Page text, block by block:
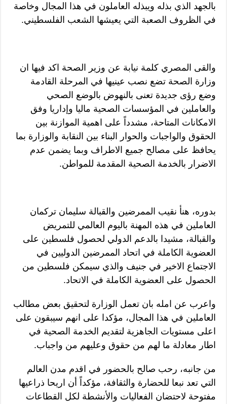
بالجهد الذي بذله ويبذله العاملون في هذا المجال وخاصة
في الظروف الصعبة التي يعيشها الشعب الفلسطيني.
والقى المصري كلمة نيابة عن وزير الصحة اكد فيها ان
وزارة الصحة تضع نصب عينيها في المرحلة القادمة
وضع رؤى جديدة تعنى بالنهوض بالوضع الصحي
والعاملين في المؤسسات الصحية ماليا وإداريا وفق
الامكانات المتاحة، مشدداً على اهمية الموازنة بين
الحقوق والواجبات والحوار البناء بين النقابة والوزارة بما
يحافظ على مصالح جميع الاطراف وبما يضمن عدم
الاضرار بالخدمة الصحية المقدمة للمواطن.
بدوره، هنأ نقيب الممرضين والقبالة سليمان تركمان
العاملين في هذه المهنة باليوم العالمي للتمريض
والقبالة، مشيدا بالدعم الدولي لحصول فلسطين على
العضوية الكاملة في اتحاد الممرضين الدوليين في
الاجتماع الاخير في جنيف والذي سيمكن فلسطين من
الحصول على العضوية الكاملة في الاتحاد.
واعرب عن امله بان تعمل الوزارة لتحقيق بعض مطالب
العاملين في هذا المجال، مؤكدا على انهم سيبقون على
اعلى مستويات الجاهزية لتقديم الخدمة الصحية في
اطار معادلة ما لهم من حقوق وعليهم من واجباب.
من جانبه، رحب صالح بالحضور في اقدم مدن العالم
التي تعد نبعا للحضارة والثقافة، مؤكداً أن اريحا ذراعيها
مفتوحة لاحتضان الفعاليات والأنشطة لكل القطاعات